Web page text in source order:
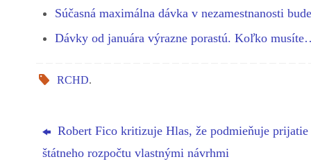
Súčasná maximálna dávka v nezamestnanosti
Dávky od januára výrazne porastú. Koľko
RCHD.
Robert Fico kritizuje Hlas, že podmieňuje prijatie
štátneho rozpočtu vlastnými návrhmi